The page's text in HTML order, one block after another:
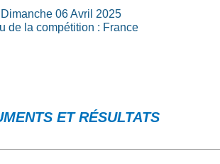
Dimanche 06 Avril 2025
de la compétition : France
ET RÉSULTATS